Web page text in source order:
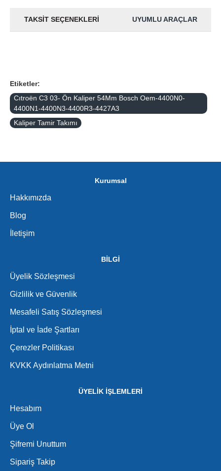
TAKSIT SEÇENEKLERI UYUMLU ARAÇLAR
Etiketler:
Cıtroën C3 03- Ön Kaliper 54Mm Bosch Oem-4400N0-
4400N1-4400N3-4400R3-4427A3
Kaliper Tamir Takımı
Kurumsal
Hakkımızda
Blog
İletişim
BİLGİ
Üyelik Sözleşmesi
Gizlilik ve Güvenlik
Mesafeli Satış Sözleşmesi
İptal ve İade Şartları
Çerezler Politikası
KVKK Aydınlatma Metni
ÜYELİK İŞLEMLERİ
Hesabım
Üye Ol
Şifremi Unuttum
Sipariş Takip